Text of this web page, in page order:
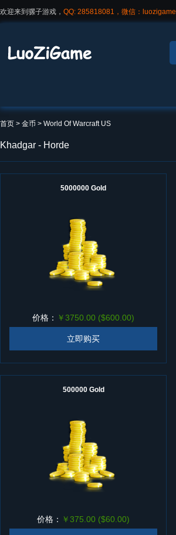
欢迎来到骡子游戏， QQ: 285818081，微信：luozigame
首页 > 金币 > World Of Warcraft US
Khadgar - Horde
5000000 Gold
价格： ￥3750.00 ($600.00)
立即购买
500000 Gold
价格： ￥375.00 ($60.00)